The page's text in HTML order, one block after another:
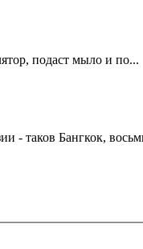
подаст мыло и по...
- таков Бангкок,